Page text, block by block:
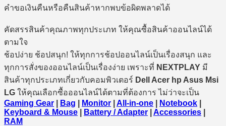
คำขอเงินคืนหรือคืนสินค้าหากพบข้อผิดพลาดได้
คัดสรรสินค้าคุณภาพทุกประเภท ให้คุณซื้อสินค้าออนไลน์ได้
ตามใจ
ช้อปง่าย ช้อปสนุก! ให้ทุกการช้อปออนไลน์เป็นเรื่องสนุก และ
ทุกการสั่งของออนไลน์เป็นเรื่องง่าย เพราะที่ NEXTPLAY มี
สินค้าทุกประเภทเกี่ยวกับคอมพิวเตอร์ Dell Acer hp Asus Msi
LG ให้คุณเลือกซื้อออนไลน์ได้ตามที่ต้องการ ไม่ว่าจะเป็น
Gaming Gear
Bag Monitor All-in-one Notebook
Keyboard & Mouse
Battery / Adapter Accessories
RAM